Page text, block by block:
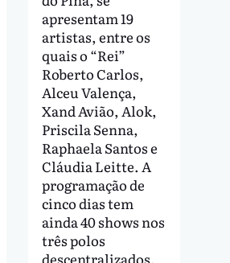
apresentam 19
artistas, entre os
quais o “Rei”
Roberto Carlos,
Alceu Valença,
Xand Avião, Alok,
Priscila Senna,
Raphaela Santos e
Cláudia Leitte. A
programação de
cinco dias tem
ainda 40 shows nos
três polos
descentralizados,